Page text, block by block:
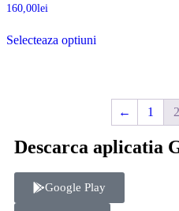
160,00lei
Selecteaza optiuni
← 1 2
Descarca aplicatia
Google Play